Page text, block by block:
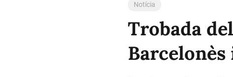
Notícia
Trobada